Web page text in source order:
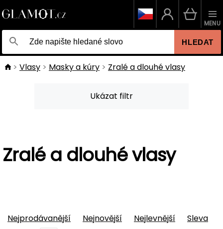
HLEDAT
MENU
Vlasy Masky a kúry Zralé a dlouhé vlasy
Ukázat filtr
Zralé a dlouhé vlasy
Nejprodávanější Nejnovější Nejlevnější
Sleva